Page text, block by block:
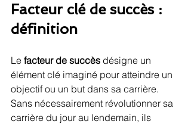
Facteur clé de succès :
définition
Le facteur de succès désigne un
élément clé imaginé pour atteindre un
objectif ou un but dans sa carrière.
Sans nécessairement révolutionner sa
carrière du jour au lendemain, ils